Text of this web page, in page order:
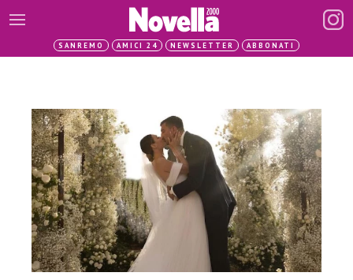
SANREMO AMICI 24 NEWSLETTER ABBONATI